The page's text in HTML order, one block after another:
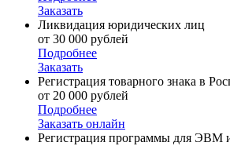
Заказать
Ликвидация юридических лиц
от 30 000 рублей
Подробнее
Заказать
Регистрация товарного знака в
от 20 000 рублей
Подробнее
Заказать онлайн
Регистрация программы для ЭВМ